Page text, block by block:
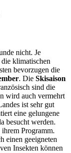
nicht. Je
klimatischen
bevorzugen die
. Die Skisaison
sind die
wird auch vermehrt
ist sehr gut
eine gelungene
besucht werden.
Programm.
einen geeigneten
Insekten können